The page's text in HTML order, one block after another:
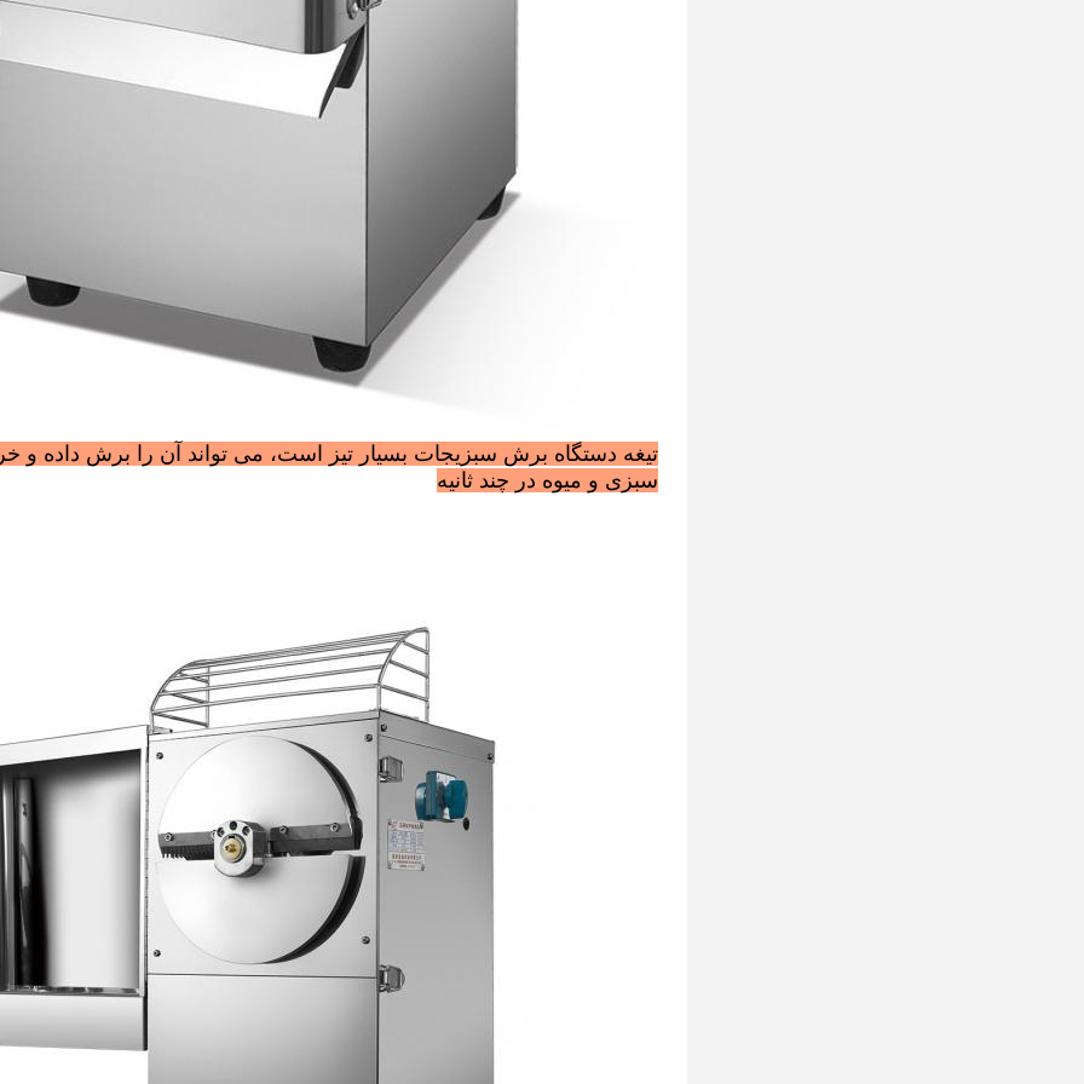
تیغه دستگاه برش سبزیجات بسیار تیز است، می تواند آن را برش داده و
سبزی و میوه در چند ثانیه